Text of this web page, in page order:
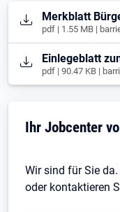
Öffnet in neuem Tab
Merkblatt
pdf | 1.55 MB |
Öffnet in neuem Tab
Einlegeblatt
pdf | 90.47 KB |
Ihr Jobcenter
Wir sind für Sie
oder kontaktieren